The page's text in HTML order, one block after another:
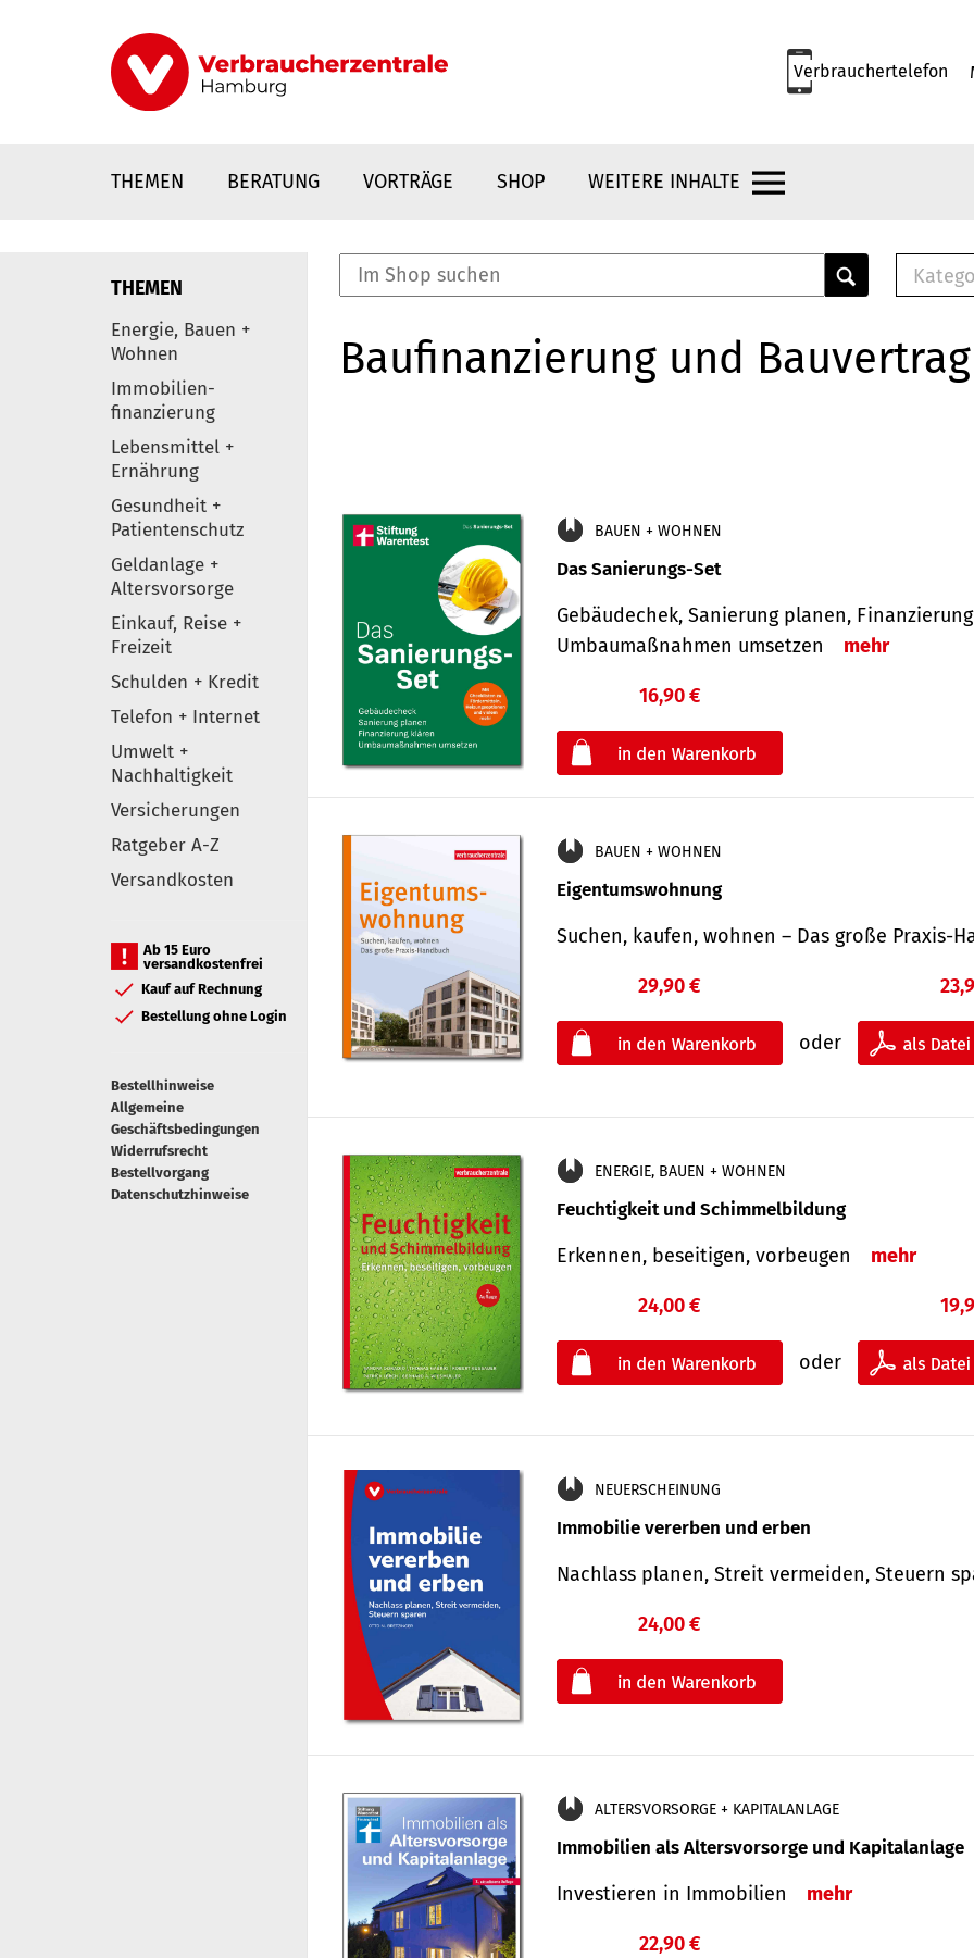
Verbrauchertelefon
THEMEN BERATUNG VORTRÄGE SHOP WEITERE INHALTE
Elemente
THEMEN
Energie, Bauen +
Wohnen
Immobilien-
finanzierung
Lebensmittel +
Ernährung
Gesundheit +
Patientenschutz
Geldanlage +
Altersvorsorge
Einkauf, Reise +
Freizeit
Schulden + Kredit
Telefon + Internet
Umwelt +
Nachhaltigkeit
Versicherungen
Ratgeber A-Z
Versandkosten
Ab 15 Euro
versandkostenfrei
Kauf auf Rechnung
Bestellung ohne Login
Bestellhinweise
Allgemeine
Geschäftsbedingungen
Widerrufsrecht
Bestellvorgang
Datenschutzhinweise
E-
Baufinanzierung und Bauvertrag
BAUEN + WOHNEN
Das Sanierungs-Set
Gebäudechek, Sanierung planen,
Umbaumaßnahmen umsetzen
mehr
16,90 €
BAUEN + WOHNEN
Eigentumswohnung
Suchen, kaufen, wohnen – Das große Praxis-
29,90 €
oder
ENERGIE, BAUEN + WOHNEN
Feuchtigkeit und Schimmelbildung
Erkennen, beseitigen, vorbeugen mehr
24,00 €
oder
NEUERSCHEINUNG
Immobilie vererben und erben
Nachlass planen, Streit vermeiden, Steuern
24,00 €
ALTERSVORSORGE + KAPITALANLAGE
Immobilien als Altersvorsorge und Kapitalanlage
Investieren in Immobilien mehr
22,90 €